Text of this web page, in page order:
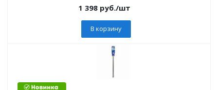
1 398руб./шт
В корзину